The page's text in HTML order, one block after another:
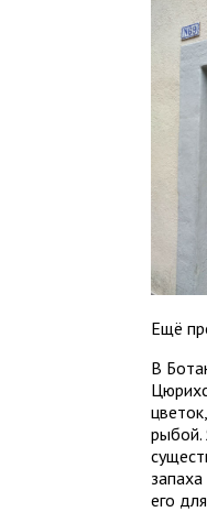
Ещё
В
рыбой.
его